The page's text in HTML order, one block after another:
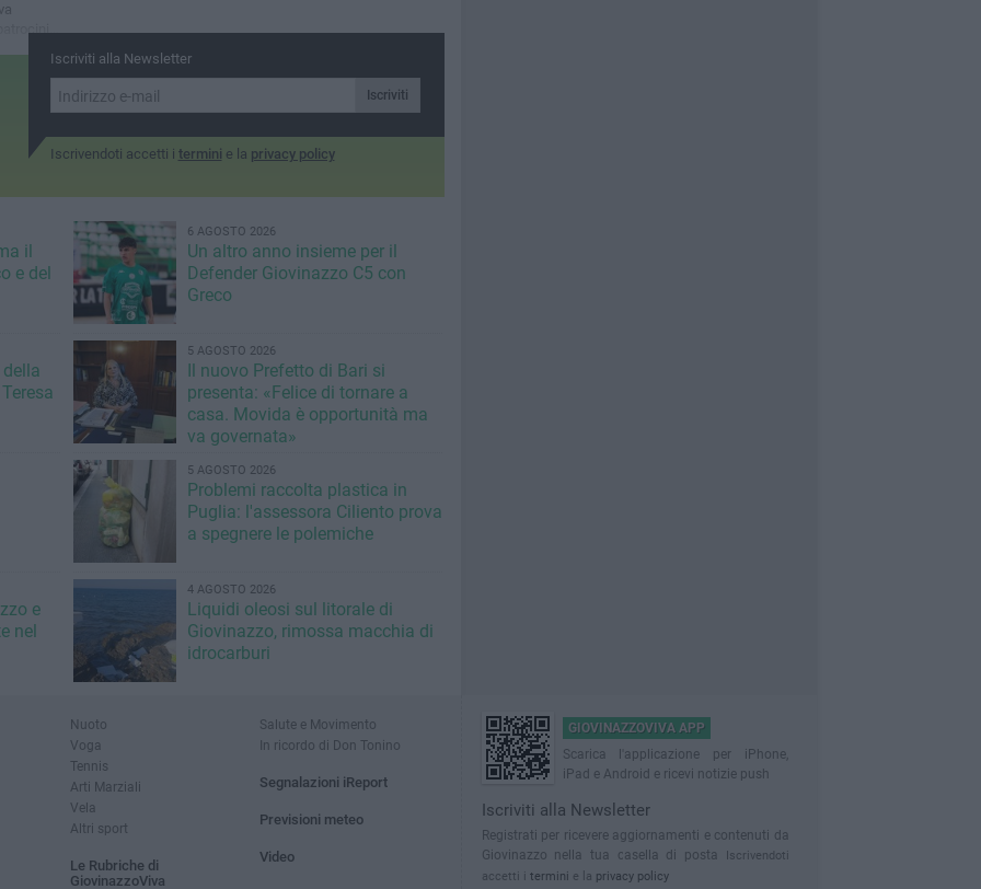
Iscriviti alla Newsletter
Iscriviti
Iscrivendoti accetti i termini e la privacy policy
il
e del
6 AGOSTO 2026
Un altro anno insieme per il
Defender Giovinazzo C5 con
Greco
5 AGOSTO 2026
Il nuovo Prefetto di Bari si
presenta: «Felice di tornare a
casa. Movida è opportunità ma
va governata»
5 AGOSTO 2026
Problemi raccolta plastica in
Puglia: l'assessora Ciliento prova
a spegnere le polemiche
e
nel
4 AGOSTO 2026
Liquidi oleosi sul litorale di
Giovinazzo, rimossa macchia di
idrocarburi
Nuoto
Voga
Tennis
Arti Marziali
Vela
Altri sport
Le Rubriche di
GiovinazzoViva
Salute e Movimento
In ricordo di Don Tonino
Segnalazioni iReport
Previsioni meteo
Video
GIOVINAZZOVIVA APP
Scarica l'applicazione per iPhone,
iPad e Android e ricevi notizie push
Iscriviti alla Newsletter
Registrati per ricevere aggiornamenti e contenuti da
Giovinazzo nella tua casella di posta
Iscrivendoti
accetti i termini e la privacy policy